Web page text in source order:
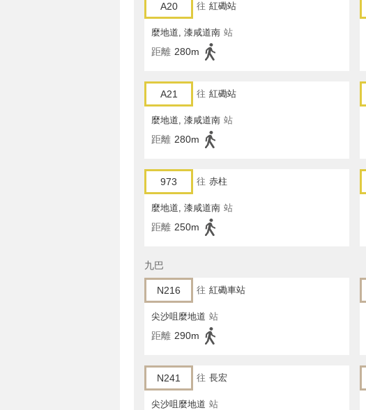
A20 往 紅磡站
麼地道, 漆咸道南 站
距離 280m
A21 往 紅磡站
麼地道, 漆咸道南 站
距離 280m
973 往 赤柱
麼地道, 漆咸道南 站
距離 250m
九巴
N216 往 紅磡車站
尖沙咀麼地道 站
距離 290m
N241 往 長宏
尖沙咀麼地道 站